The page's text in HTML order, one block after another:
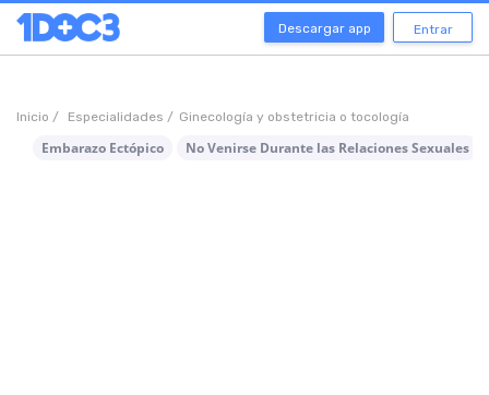
Descargar app Entrar
Inicio / Especialidades / Ginecología y obstetricia o tocología
Embarazo Ectópico No Venirse Durante las Relaciones Sexuales